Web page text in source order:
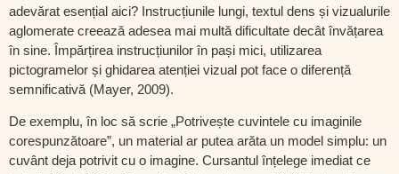
adevărat esențial aici? Instrucțiunile lungi, textul dens și vizualurile
aglomerate creează adesea mai multă dificultate decât învățarea
în sine. Împărțirea instrucțiunilor în pași mici, utilizarea
pictogramelor și ghidarea atenției vizual pot face o diferență
semnificativă (Mayer, 2009).
De exemplu, în loc să scrie „Potrivește cuvintele cu imaginile
corespunzătoare”, un material ar putea arăta un model simplu: un
cuvânt deja potrivit cu o imagine. Cursantul înțelege imediat ce